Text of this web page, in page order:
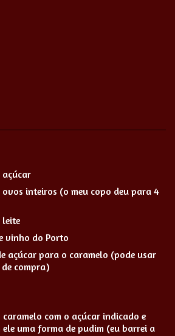
açúcar
ovos inteiros (o meu copo deu para 4
leite
vinho do Porto
açúcar para o caramelo (pode usar
compra)
caramelo com o açúcar indicado e
uma forma de pudim (eu barrei a